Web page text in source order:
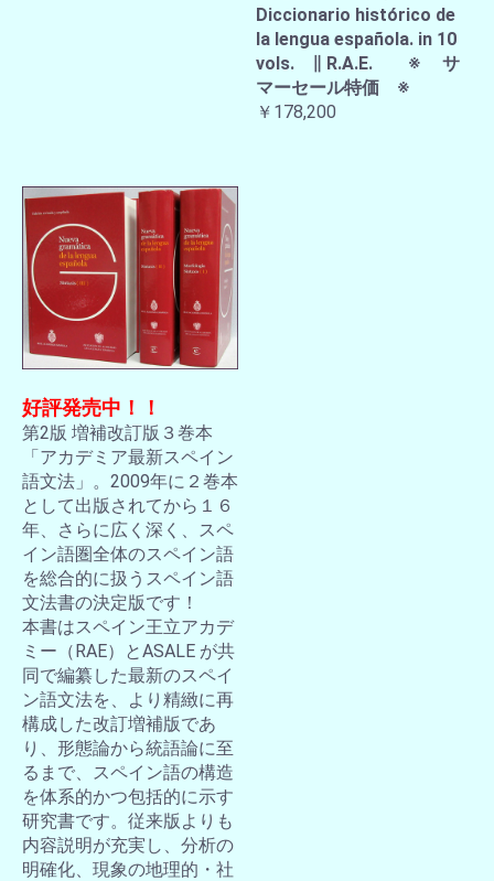
Diccionario histórico de
la lengua española. in 10
vols. ∥ R.A.E. ※ サ
マーセール特価 ※
￥178,200
好評発売中！！
第2版 増補改訂版３巻本
「アカデミア最新スペイン
語文法」。2009年に２巻本
として出版されてから１６
年、さらに広く深く、スペ
イン語圏全体のスペイン語
を総合的に扱うスペイン語
文法書の決定版です！
本書はスペイン王立アカデ
ミー（RAE）とASALE が共
同で編纂した最新のスペイ
ン語文法を、より精緻に再
構成した改訂増補版であ
り、形態論から統語論に至
るまで、スペイン語の構造
を体系的かつ包括的に示す
研究書です。従来版よりも
内容説明が充実し、分析の
明確化、現象の地理的・社